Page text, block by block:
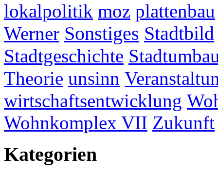
lokalpolitik moz plattenbau
Werner Sonstiges Stadtbild
Stadtgeschichte
Theorie unsinn
wirtschaftsentwicklung
Wohnkomplex VII Zukunft
Kategorien